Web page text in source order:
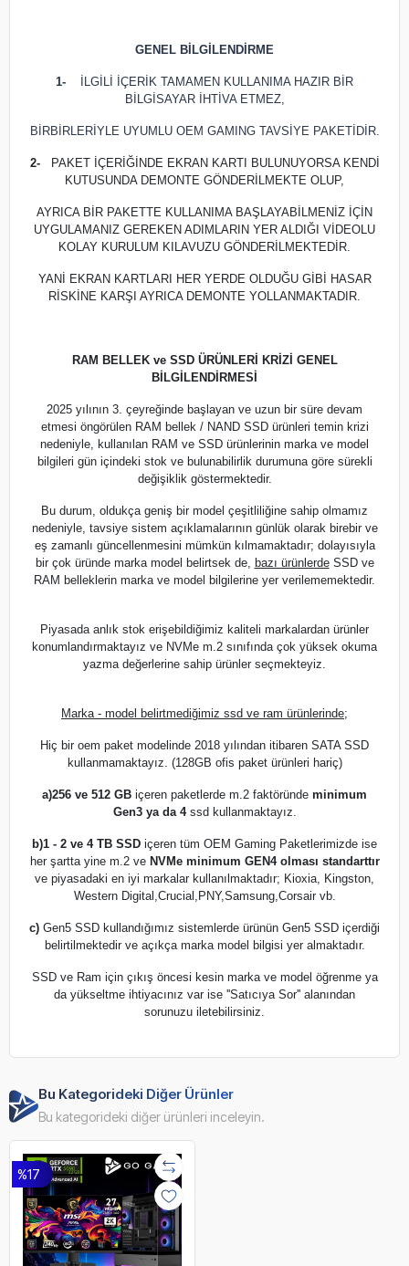
GENEL BİLGİLENDİRME
1-
İLGİLİ İÇERİK TAMAMEN KULLANIMA HAZIR BİR
BİLGİSAYAR İHTİVA ETMEZ,
BİRBİRLERİYLE UYUMLU OEM GAMING TAVSİYE PAKETİDİR.
2-
PAKET İÇERİĞİNDE EKRAN KARTI BULUNUYORSA KENDİ
KUTUSUNDA DEMONTE GÖNDERİLMEKTE OLUP,
AYRICA BİR PAKETTE KULLANIMA BAŞLAYABİLMENİZ İÇİN
UYGULAMANIZ GEREKEN ADIMLARIN YER ALDIĞI VİDEOLU
KOLAY KURULUM KILAVUZU GÖNDERİLMEKTEDİR.
YANİ EKRAN KARTLARI HER YERDE OLDUĞU GİBİ HASAR
RİSKİNE KARŞI AYRICA DEMONTE YOLLANMAKTADIR.
RAM BELLEK ve SSD ÜRÜNLERİ KRİZİ GENEL
BİLGİLENDİRMESİ
2025 yılının 3. çeyreğinde başlayan ve uzun bir süre devam
etmesi öngörülen RAM bellek / NAND SSD ürünleri temin krizi
nedeniyle, kullanılan RAM ve SSD ürünlerinin marka ve model
bilgileri gün içindeki stok ve bulunabilirlik durumuna göre sürekli
değişiklik göstermektedir.
Bu durum, oldukça geniş bir model çeşitliliğine sahip olmamız
nedeniyle, tavsiye sistem açıklamalarının günlük olarak birebir ve
eş zamanlı güncellenmesini mümkün kılmamaktadır; dolayısıyla
bir çok üründe marka model belirtsek de, bazı ürünlerdeSSD ve
RAM belleklerin marka ve model bilgilerine yer verilememektedir.
Piyasada anlık stok erişebildiğimiz kaliteli markalardan ürünler
konumlandırmaktayız ve NVMe m.2 sınıfında çok yüksek okuma
yazma değerlerine sahip ürünler seçmekteyiz.
Marka - model belirtmediğimiz ssd ve ram ürünlerinde;
Hiç bir oem paket modelinde 2018 yılından itibaren SATA SSD
kullanmamaktayız. (128GB ofis paket ürünleri hariç)
a)256 ve 512 GB içeren paketlerde m.2 faktöründe minimum
Gen3 ya da 4ssd kullanmaktayız.
b)1 - 2 ve 4 TB SSD içeren tüm OEM Gaming Paketlerimizde ise
her şartta yine m.2 ve NVMe minimum GEN4 olması standarttır
ve piyasadaki en iyi markalar kullanılmaktadır; Kioxia, Kingston,
Western Digital,Crucial,PNY,Samsung,Corsair vb.
c) Gen5 SSD kullandığımız sistemlerde ürünün Gen5 SSD içerdiği
belirtilmektedir ve açıkça marka model bilgisi yer almaktadır.
SSD ve Ram için çıkış öncesi kesin marka ve model öğrenme ya
da yükseltme ihtiyacınız var ise ''Satıcıya Sor'' alanından
sorunuzu iletebilirsiniz.
Bu Kategorideki Diğer Ürünler
Bu kategorideki diğer ürünleri inceleyin.
%17